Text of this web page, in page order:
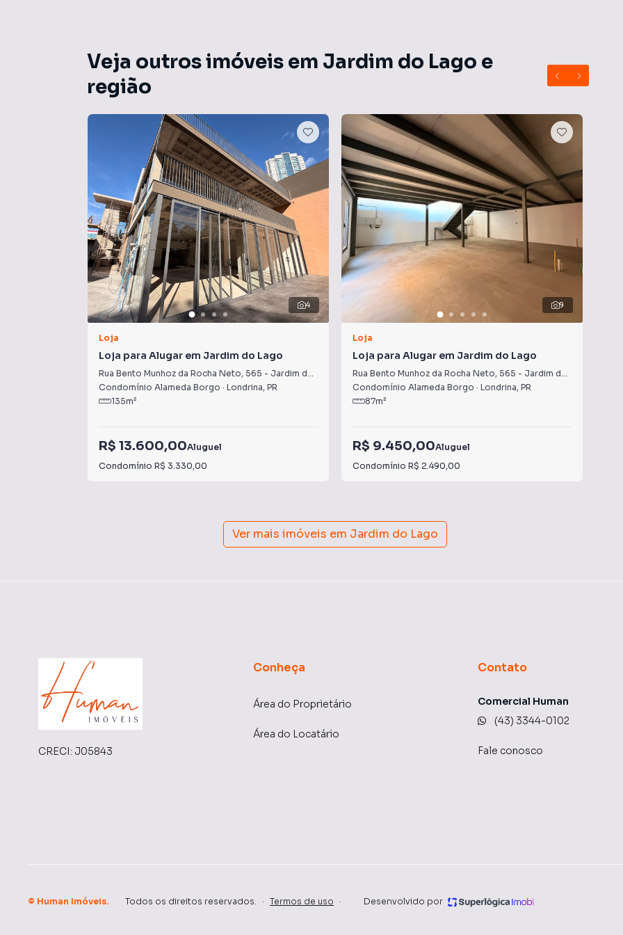
Veja outros imóveis em Jardim do Lago e
região
4
Loja
Loja para Alugar em Jardim do Lago
Rua Bento Munhoz da Rocha Neto, 565 - Jardim do Lago
Condomínio Alameda Borgo · Londrina, PR
135m²
R$ 13.600,00Aluguel
Condomínio R$ 3.330,00
9
Loja
Loja para Alugar em Jardim do Lago
Rua Bento Munhoz da Rocha Neto, 565 - Jardim do Lago
Condomínio Alameda Borgo · Londrina, PR
87m²
R$ 9.450,00Aluguel
Condomínio R$ 2.490,00
Ver mais imóveis em Jardim do Lago
CRECI: J05843
Conheça
Área do Proprietário
Área do Locatário
Contato
Comercial Human
(43) 3344-0102
Fale conosco
© Human Imóveis. Todos os direitos reservados. · Termos de uso · Desenvolvido por